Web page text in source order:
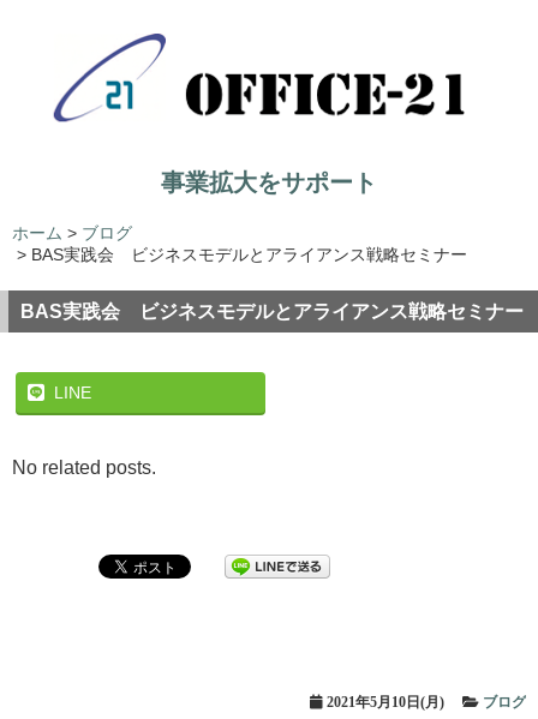
事業拡大をサポート
ホーム > ブログ
> BAS実践会 ビジネスモデルとアライアンス戦略セミナー
BAS実践会 ビジネスモデルとアライアンス戦略セミナー
LINE
No related posts.
2021年5月10日(月) ブログ